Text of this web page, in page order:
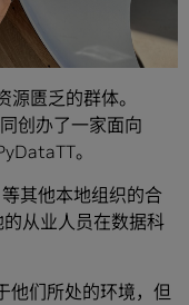
匮乏的群体。
创办了一家面向
。
其他本地组织的合
从业人员在数据科
他们所处的环境，但